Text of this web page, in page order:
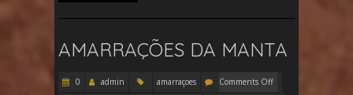
AMARRAÇÕES DA MANTA
0 admin amarraçoes
Comments Off